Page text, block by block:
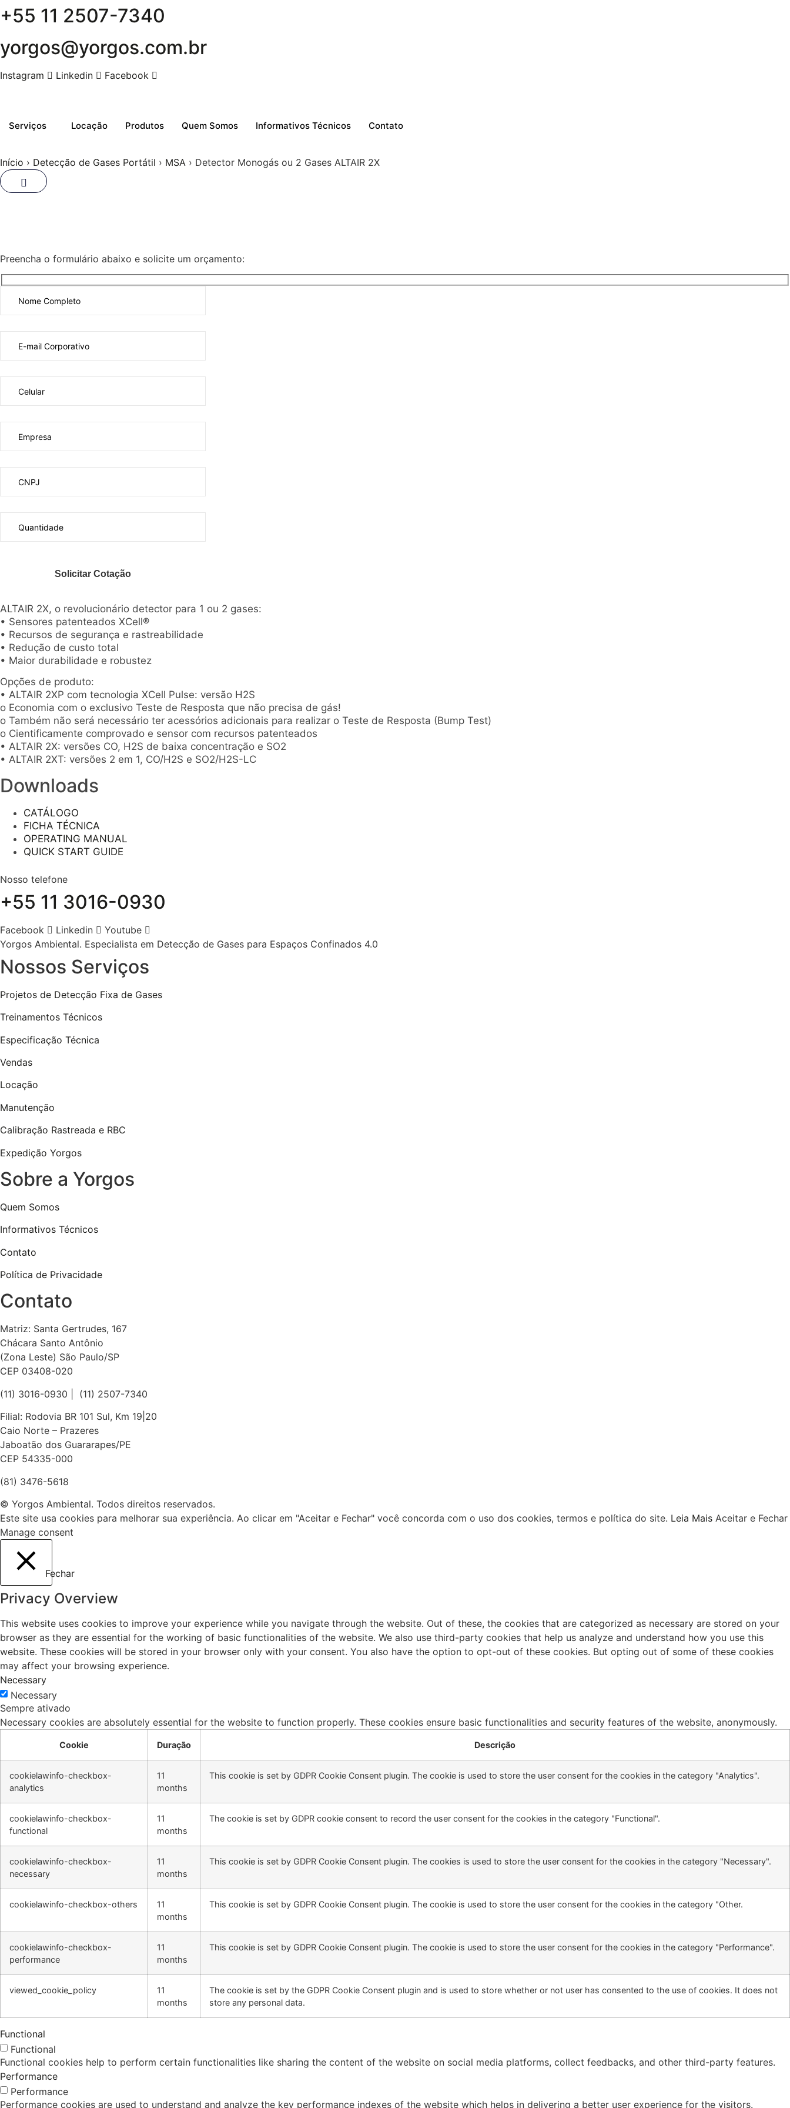
Skip
+55 11 2507-7340
yorgos@yorgos.com.br
Instagram Linkedin Facebook
Serviços Locação Produtos Quem Somos Informativos Técnicos Contato
Início › Detecção de Gases Portátil › MSA › Detector Monogás ou 2 Gases ALTAIR 2X
Preencha o formulário abaixo e solicite um orçamento:
ALTAIR 2X, o revolucionário detector para 1 ou 2 gases:
• Sensores patenteados XCell®
• Recursos de segurança e rastreabilidade
• Redução de custo total
• Maior durabilidade e robustez
Opções de produto:
• ALTAIR 2XP com tecnologia XCell Pulse: versão H2S
o Economia com o exclusivo Teste de Resposta que não precisa de gás!
o Também não será necessário ter acessórios adicionais para realizar o Teste de Resposta (Bump Test)
o Cientificamente comprovado e sensor com recursos patenteados
• ALTAIR 2X: versões CO, H2S de baixa concentração e SO2
• ALTAIR 2XT: versões 2 em 1, CO/H2S e SO2/H2S-LC
Downloads
CATÁLOGO
FICHA TÉCNICA
OPERATING MANUAL
QUICK START GUIDE
Nosso telefone
+55 11 3016-0930
Facebook Linkedin
Youtube
Yorgos Ambiental. Especialista em Detecção de Gases para Espaços Confinados 4.0
Nossos Serviços
Projetos de Detecção Fixa de Gases
Treinamentos Técnicos
Especificação Técnica
Vendas
Locação
Manutenção
Calibração Rastreada e RBC
Expedição Yorgos
Sobre a Yorgos
Quem Somos
Informativos Técnicos
Contato
Política de Privacidade
Contato
Matriz: Santa Gertrudes, 167
Chácara Santo Antônio
(Zona Leste) São Paulo/SP
CEP 03408-020
(11) 3016-0930​ | (11) 2507-7340
Filial: Rodovia BR 101 Sul, Km 19|20
Caio Norte – Prazeres
Jaboatão dos Guararapes/PE
CEP 54335-000
(81) 3476-5618
© Yorgos Ambiental. Todos direitos reservados.
Este site usa cookies para melhorar sua experiência. Ao clicar em "Aceitar e Fechar" você concorda com o uso dos cookies, termos e política do site. Leia Mais Aceitar e Fechar
Manage consent
Fechar
Privacy Overview
This website uses cookies to improve your experience while you navigate through the website. Out of these, the cookies that are categorized as necessary are stored on your
browser as they are essential for the working of basic functionalities of the website. We also use third-party cookies that help us analyze and understand how you use this
website. These cookies will be stored in your browser only with your consent. You also have the option to opt-out of these cookies. But opting out of some of these cookies
may affect your browsing experience.
Necessary
Necessary
Sempre ativado
Necessary cookies are absolutely essential for the website to function properly. These cookies ensure basic functionalities and security features of the website, anonymously.
Cookie Duração Descrição
cookielawinfo-checkbox-
analytics
11
months
This cookie is set by GDPR Cookie Consent plugin. The cookie is used to store the user consent for the cookies in the category "Analytics".
cookielawinfo-checkbox-
functional
11
months
The cookie is set by GDPR cookie consent to record the user consent for the cookies in the category "Functional".
cookielawinfo-checkbox-
necessary
11
months
This cookie is set by GDPR Cookie Consent plugin. The cookies is used to store the user consent for the cookies in the category "Necessary".
cookielawinfo-checkbox-others
11
months
This cookie is set by GDPR Cookie Consent plugin. The cookie is used to store the user consent for the cookies in the category "Other.
cookielawinfo-checkbox-
performance
11
months
This cookie is set by GDPR Cookie Consent plugin. The cookie is used to store the user consent for the cookies in the category "Performance".
viewed_cookie_policy
11
months
The cookie is set by the GDPR Cookie Consent plugin and is used to store whether or not user has consented to the use of cookies. It does not
store any personal data.
Functional
Functional
Functional cookies help to perform certain functionalities like sharing the content of the website on social media platforms, collect feedbacks, and other third-party features.
Performance
Performance
Performance cookies are used to understand and analyze the key performance indexes of the website which helps in delivering a better user experience for the visitors.